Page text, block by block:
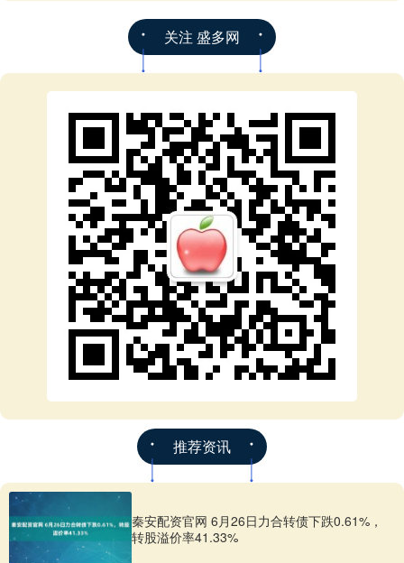
关注 盛多网
推荐资讯
秦安配资官网 6月26日力合转债下跌0.61%，
转股溢价率41.33%